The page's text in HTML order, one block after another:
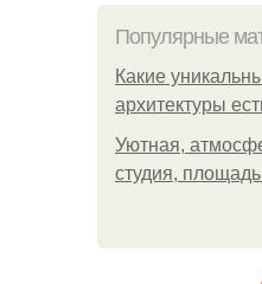
Популярные
Какие
архитектуры
Уютная,
студия,